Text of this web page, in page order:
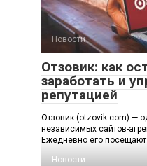
Новости
Отзовик: как
заработать и
репутацией
Отзовик (otzovik.com) —
независимых сайтов-
Ежедневно его посещают
Новости